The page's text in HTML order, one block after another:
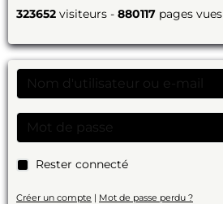
323652 visiteurs - 880117 pages vues
Rester connecté
Créer un compte | Mot de passe perdu ?